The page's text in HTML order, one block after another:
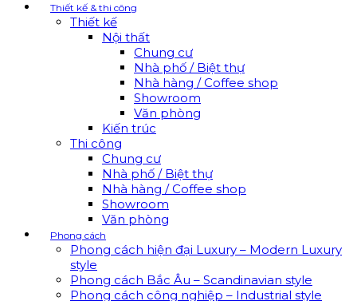
Thiết kế & thi công
Thiết kế
Nội thất
Chung cư
Nhà phố / Biệt thự
Nhà hàng / Coffee shop
Showroom
Văn phòng
Kiến trúc
Thi công
Chung cư
Nhà phố / Biệt thự
Nhà hàng / Coffee shop
Showroom
Văn phòng
Phong cách
Phong cách hiện đại Luxury – Modern Luxury
style
Phong cách Bắc Âu – Scandinavian style
Phong cách công nghiệp – Industrial style